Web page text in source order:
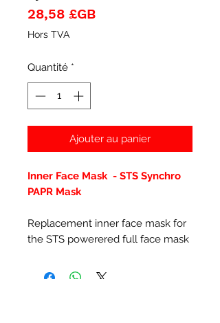
28,58 £GBPrix
Hors TVA
Quantité *
Ajouter au panier
Inner Face Mask - STS Synchro
PAPR Mask
Replacement inner face mask for
the STS powerered full face mask